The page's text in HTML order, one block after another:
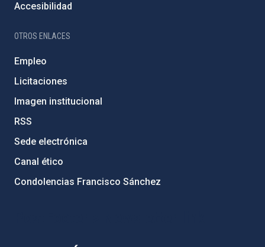
Accesibilidad
OTROS ENLACES
Empleo
Licitaciones
Imagen institucional
RSS
Sede electrónica
Canal ético
Condolencias Francisco Sánchez